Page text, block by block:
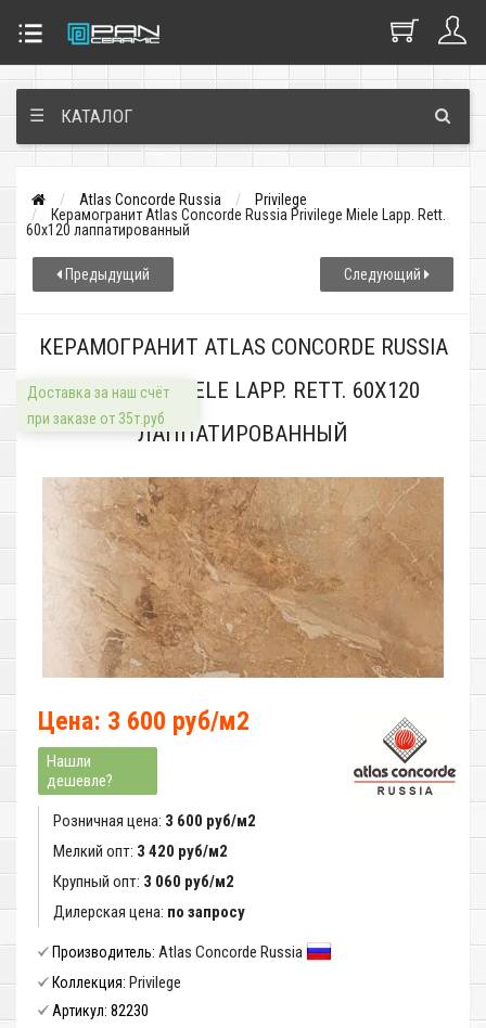
☰ КАТАЛОГ
Atlas Concorde Russia
Privilege
Керамогранит Atlas Concorde Russia Privilege Miele Lapp. Rett.
60x120 лаппатированный
Предыдущий Следующий
КЕРАМОГРАНИТ ATLAS CONCORDE RUSSIA
PRIVILEGE MIELE LAPP. RETT. 60X120
ЛАППАТИРОВАННЫЙ
Доставка за наш счёт
при заказе от 35т.руб
Цена: 3 600 руб/м2
Нашли
дешевле?
Розничная цена: 3 600 руб/м2
Мелкий опт: 3 420 руб/м2
Крупный опт: 3 060 руб/м2
Дилерская цена: по запросу
Производитель: Atlas Concorde Russia
Коллекция: Privilege
Артикул: 82230